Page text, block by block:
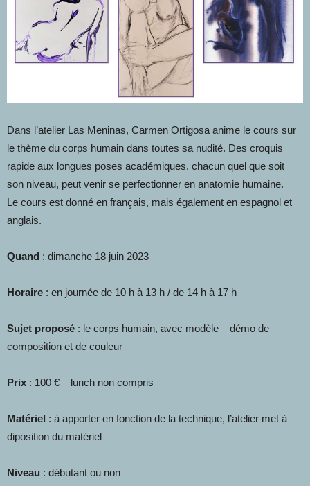
Dans l’atelier Las Meninas, Carmen Ortigosa anime le cours sur
le thème du corps humain dans toutes sa nudité. Des croquis
rapide aux longues poses académiques, chacun quel que soit
son niveau, peut venir se perfectionner en anatomie humaine.
Le cours est donné en français, mais également en espagnol et
anglais.
Quand : dimanche 18 juin 2023
Horaire : en journée de 10 h à 13 h / de 14 h à 17 h
Sujet proposé : le corps humain, avec modèle – démo de
composition et de couleur
Prix : 100 € – lunch non compris
Matériel : à apporter en fonction de la technique, l’atelier met à
diposition du matériel
Niveau : débutant ou non